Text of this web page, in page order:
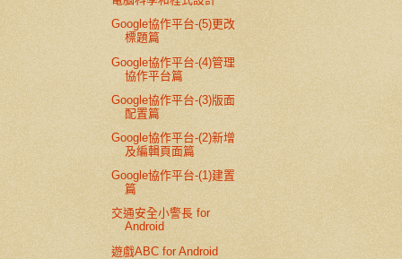
Google協作平台-(5)更改
標題篇
Google協作平台-(4)管理
協作平台篇
Google協作平台-(3)版面
配置篇
Google協作平台-(2)新增
及編輯頁面篇
Google協作平台-(1)建置
篇
交通安全小警長 for
Android
遊戲ABC for Android